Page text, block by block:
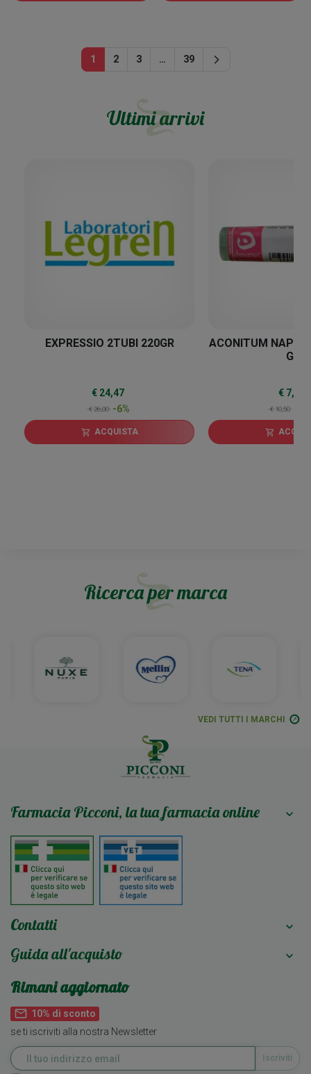
1 2 3 … 39 arrow_forward_ios
Ultimi arrivi
EXPRESSIO 2TUBI 220GR
€ 24,47
€ 26,00 -6%
shopping_cart ACQUISTA
ACONITUM
GR
€ 7,73
€ 10,50
shopping_cart
Ricerca per marca
VEDI TUTTI I MARCHI
Farmacia Picconi, la tua farmacia online 
Contatti 
Guida all'acquisto 
Rimani aggiornato
mail_outline 10% di sconto
se ti iscriviti alla nostra Newsletter